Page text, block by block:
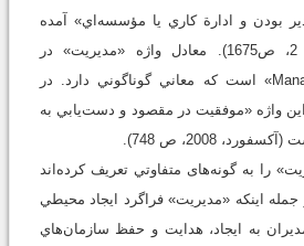
بودن و ادارة کاري يا مؤسسه‌اي» آمده
است )معين، 1384، ج 2، ص1675). معادل واژه «مديريت» در
انگليسي، کلمة«Management» است که معاني گوناگوني دارد. در
واژه «موفقيت در مقصود و دست‌يابي به
2008، ص 748).
را به گونه‌های متفاوتي تعريف کرده‌اند
1384، ص18)؛ از جمله اينکه «مديريت» فراگرد ايجاد محيطي
به ايجاد، هدايت و حفظ سازمان‌هاي